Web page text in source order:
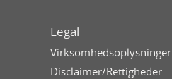
Legal
Virksomhedsoplysninger
Disclaimer/Rettigheder